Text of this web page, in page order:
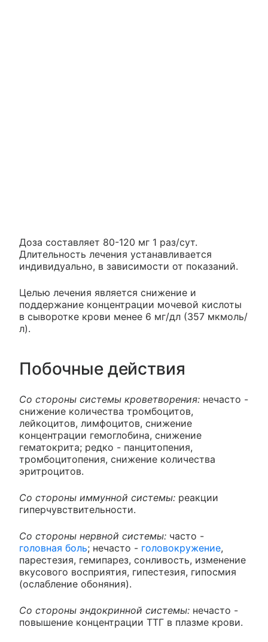
Доза составляет 80-120 мг 1 раз/сут.
Длительность лечения устанавливается
индивидуально, в зависимости от показаний.
Целью лечения является снижение и
поддержание концентрации мочевой кислоты
в сыворотке крови менее 6 мг/дл (357 мкмоль/
л).
Побочные действия
Со стороны системы кроветворения: нечасто -
снижение количества тромбоцитов,
лейкоцитов, лимфоцитов, снижение
концентрации гемоглобина, снижение
гематокрита; редко - панцитопения,
тромбоцитопения, снижение количества
эритроцитов.
Со стороны иммунной системы: реакции
гиперчувствительности.
Со стороны нервной системы: часто -
головная боль; нечасто - головокружение,
парестезия, гемипарез, сонливость, изменение
вкусового восприятия, гипестезия, гипосмия
(ослабление обоняния).
Со стороны эндокринной системы: нечасто -
повышение концентрации ТТГ в плазме крови.